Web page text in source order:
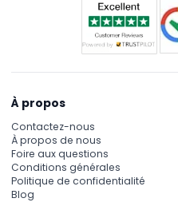
À propos
Contactez-nous
À propos de nous
Foire aux questions
Conditions générales
Politique de confidentialité
Blog